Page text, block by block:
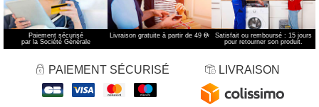
Paiement sécurisé
par la Société Générale
Livraison gratuite à partir de 49 €*
Satisfait ou remboursé : 15 jours
pour retourner son produit.
PAIEMENT SÉCURISÉ LIVRAISON